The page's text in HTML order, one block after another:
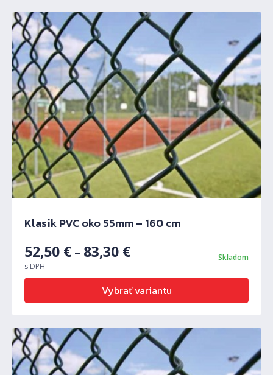
Klasik PVC oko 55mm – 160 cm
52,50 € – 83,30 €
s DPH
Skladom
Vybrať variantu